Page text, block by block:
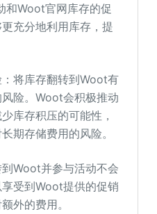
和Woot官网库存的促
充分地利用库存，提
将库存翻转到Woot有
险。Woot会积极推动
库存积压的可能性，
期存储费用的风险。
Woot并参与活动不会
受到Woot提供的促销
外的费用。